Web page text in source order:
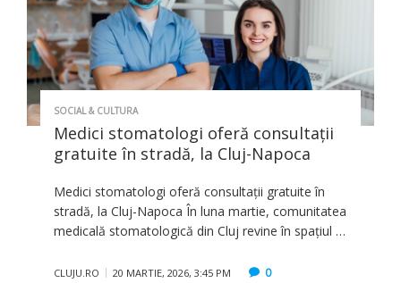
SOCIAL & CULTURA
Medici stomatologi oferă consultații
gratuite în stradă, la Cluj-Napoca
Medici stomatologi oferă consultații gratuite în
stradă, la Cluj-Napoca În luna martie, comunitatea
medicală stomatologică din Cluj revine în spațiul …
CLUJU.RO 20 MARTIE, 2026, 3:45 PM 0